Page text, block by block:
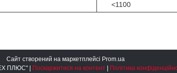
<1100
Сайт створений на маркетплейсі Prom.ua
Поскаржитися на контент Політика